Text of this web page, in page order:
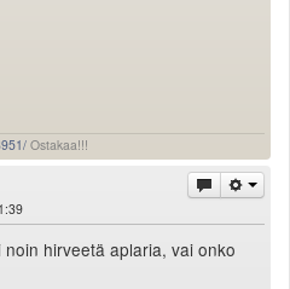
Ostakaa!!!
hirveetä aplaria, vai onko